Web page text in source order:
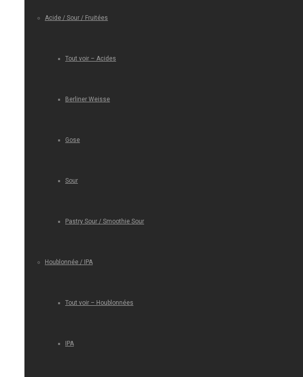
Acide / Sour / Fruitées
Tout voir – Acides
Berliner Weisse
Gose
Sour
Pastry Sour / Smoothie Sour
Houblonnée / IPA
Tout voir – Houblonnées
IPA